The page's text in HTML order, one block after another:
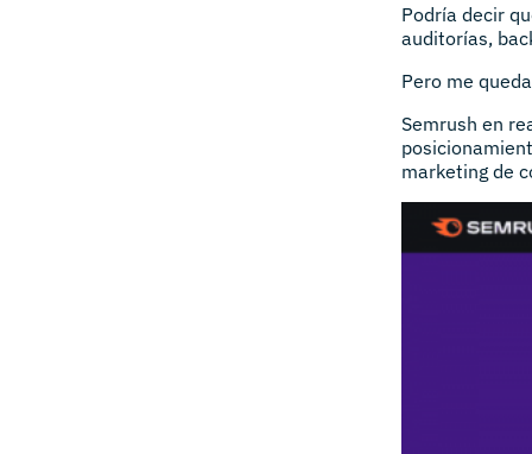
Podría decir
auditorías,
Pero me
Semrush en
marketing de